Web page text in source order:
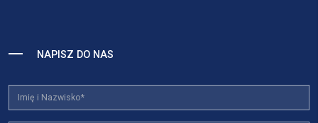
NAPISZ DO NAS